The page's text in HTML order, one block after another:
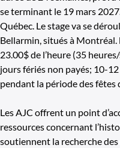
se terminant le 19 mars
Québec. Le stage va se
Bellarmin, situés à
23.00$ de l’heure (35
jours fériés non payés; 10-
pendant la période des
Les AJC offrent un point
ressources concernant
soutiennent la recherche